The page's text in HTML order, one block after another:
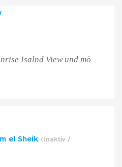
Isalnd View und mö
el Sheik (Inaktiv /